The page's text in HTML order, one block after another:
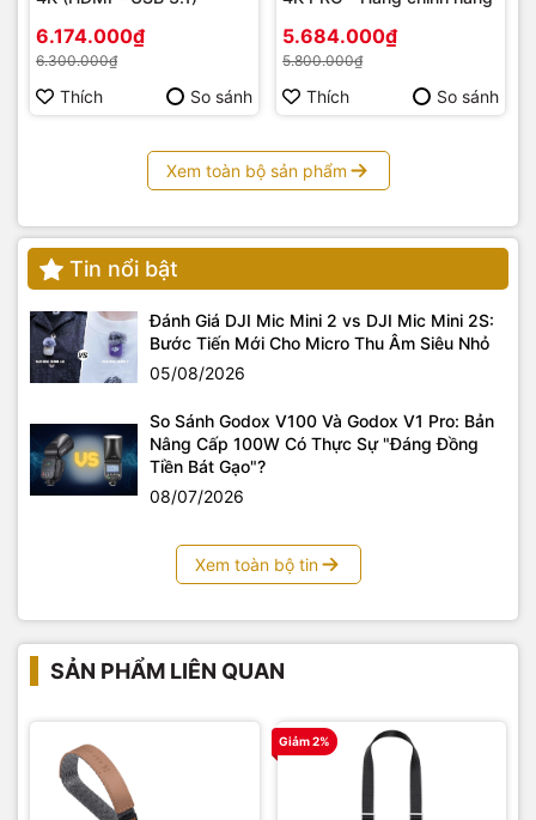
6.174.000₫
6.300.000₫
Thích So sánh
5.684.000₫
5.800.000₫
Thích So sánh
Xem toàn bộ sản phẩm
Tin nổi bật
Đánh Giá DJI Mic Mini 2 vs DJI Mic Mini 2S:
Bước Tiến Mới Cho Micro Thu Âm Siêu Nhỏ
05/08/2026
So Sánh Godox V100 Và Godox V1 Pro: Bản
Nâng Cấp 100W Có Thực Sự "Đáng Đồng
Tiền Bát Gạo"?
08/07/2026
Xem toàn bộ tin
SẢN PHẨM LIÊN QUAN
Giảm 2%